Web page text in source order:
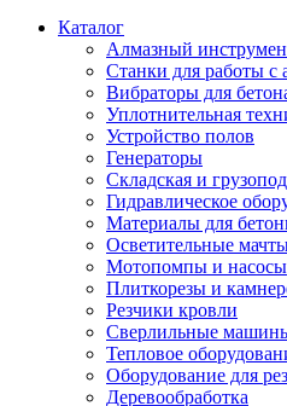
Каталог
Алмазный
Станки для работы с
Вибраторы для
Уплотнительная
Устройство полов
Генераторы
Складская и
Гидравлическое
Материалы для
Осветительные
Мотопомпы и насосы
Плиткорезы и
Резчики кровли
Сверлильные
Тепловое
Оборудование для
Деревообработка